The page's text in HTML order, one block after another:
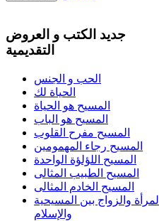
جديد الكتب و العروض
التقديمية
الحب و الجنس
الحياة لك
المسيح هو الحياة
المسيح هو الباب
المسيح مفرح القلوب
المسيح رجاء المهمومين
المسيح اللؤلؤة الواحدة
المسيح الطبيب المثالى
المسيح الخادم المثالى
المرأة والزواج بين المسيحية
والإسلام